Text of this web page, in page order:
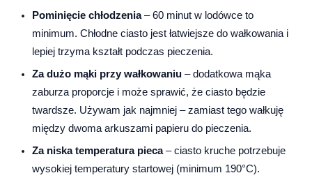
Pominięcie chłodzenia– 60 minut w lodówce to
minimum. Chłodne ciasto jest łatwiejsze do wałkowania i
lepiej trzyma kształt podczas pieczenia.
Za dużo mąki przy wałkowaniu – dodatkowa mąka
zaburza proporcje i może sprawić, że ciasto będzie
twardsze. Używam jak najmniej – zamiast tego wałkuję
między dwoma arkuszami papieru do pieczenia.
Za niska temperatura pieca– ciasto kruche potrzebuje
wysokiej temperatury startowej (minimum 190°C).